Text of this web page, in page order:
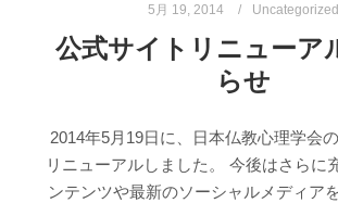
5月 19, 2014 Uncategorized
公式サイトリニューア
らせ
2014年5月19日に、日本仏教心理学会
リニューアルしました。 今後はさらに
ンテンツや最新のソーシャルメディア